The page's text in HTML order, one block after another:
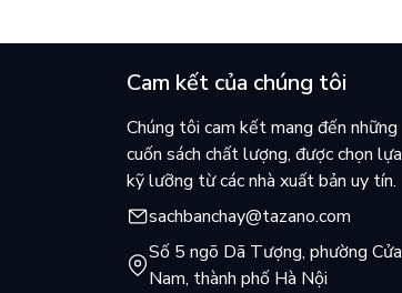
Cam kết của chúng tôi
Chúng tôi cam kết mang đến những
cuốn sách chất lượng, được chọn lựa
kỹ lưỡng từ các nhà xuất bản uy tín.
sachbanchay@tazano.com
Số 5 ngõ Dã Tượng, phường Cửa
Nam, thành phố Hà Nội